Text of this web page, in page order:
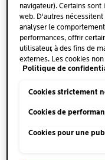
navigateur). Certains
web. D'autres
analyser le
performances, offrir
utilisateur, à des fins de
externes. Les cookies
directement (« Accepter
paramètres et
sur le lien « Paramètres
Politique de
Cookies strictement
Cookies de
Cookies pour une